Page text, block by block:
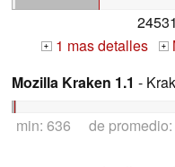
+ 1 mas detalles +
Mozilla Kraken 1.1 -
min: 636 de